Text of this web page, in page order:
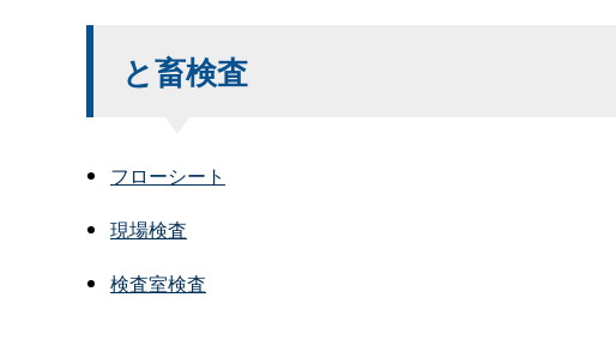
と畜検査
フローシート
現場検査
検査室検査